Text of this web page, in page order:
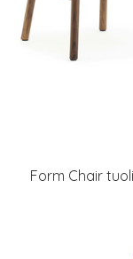
Form Chair